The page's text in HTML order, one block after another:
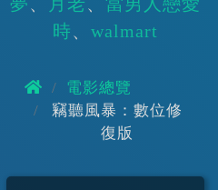
時
walmart
電影總覽
竊聽風暴：數位修
復版